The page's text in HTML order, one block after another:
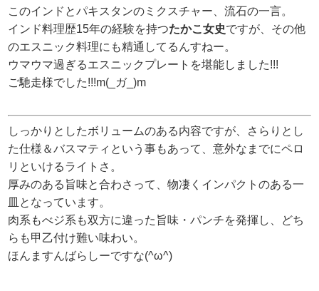
このインドとパキスタンのミクスチャー、流石の一言。
インド料理歴15年の経験を持つたかこ女史ですが、その他
のエスニック料理にも精通してるんすねー。
ウマウマ過ぎるエスニックプレートを堪能しました!!!
ご馳走様でした!!!m(_ガ_)m
しっかりとしたボリュームのある内容ですが、さらりとし
た仕様＆バスマティという事もあって、意外なまでにペロ
リといけるライトさ。
厚みのある旨味と合わさって、物凄くインパクトのある一
皿となっています。
肉系もべジ系も双方に違った旨味・パンチを発揮し、どち
らも甲乙付け難い味わい。
ほんますんばらしーですな(^ω^)